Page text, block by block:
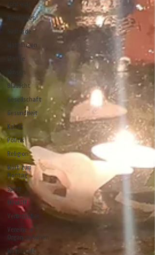
Lohheide
Nienhagen
Südheide
Wathlingen
Wietze
Winsen
Blaulicht
Gesellschaft
Gesundheit
Kultur
Politik
Religion
Wort zum
Montag
Sport
Umwelt
Verbraucher
Vereine +
Organisationen
Wirtschaft